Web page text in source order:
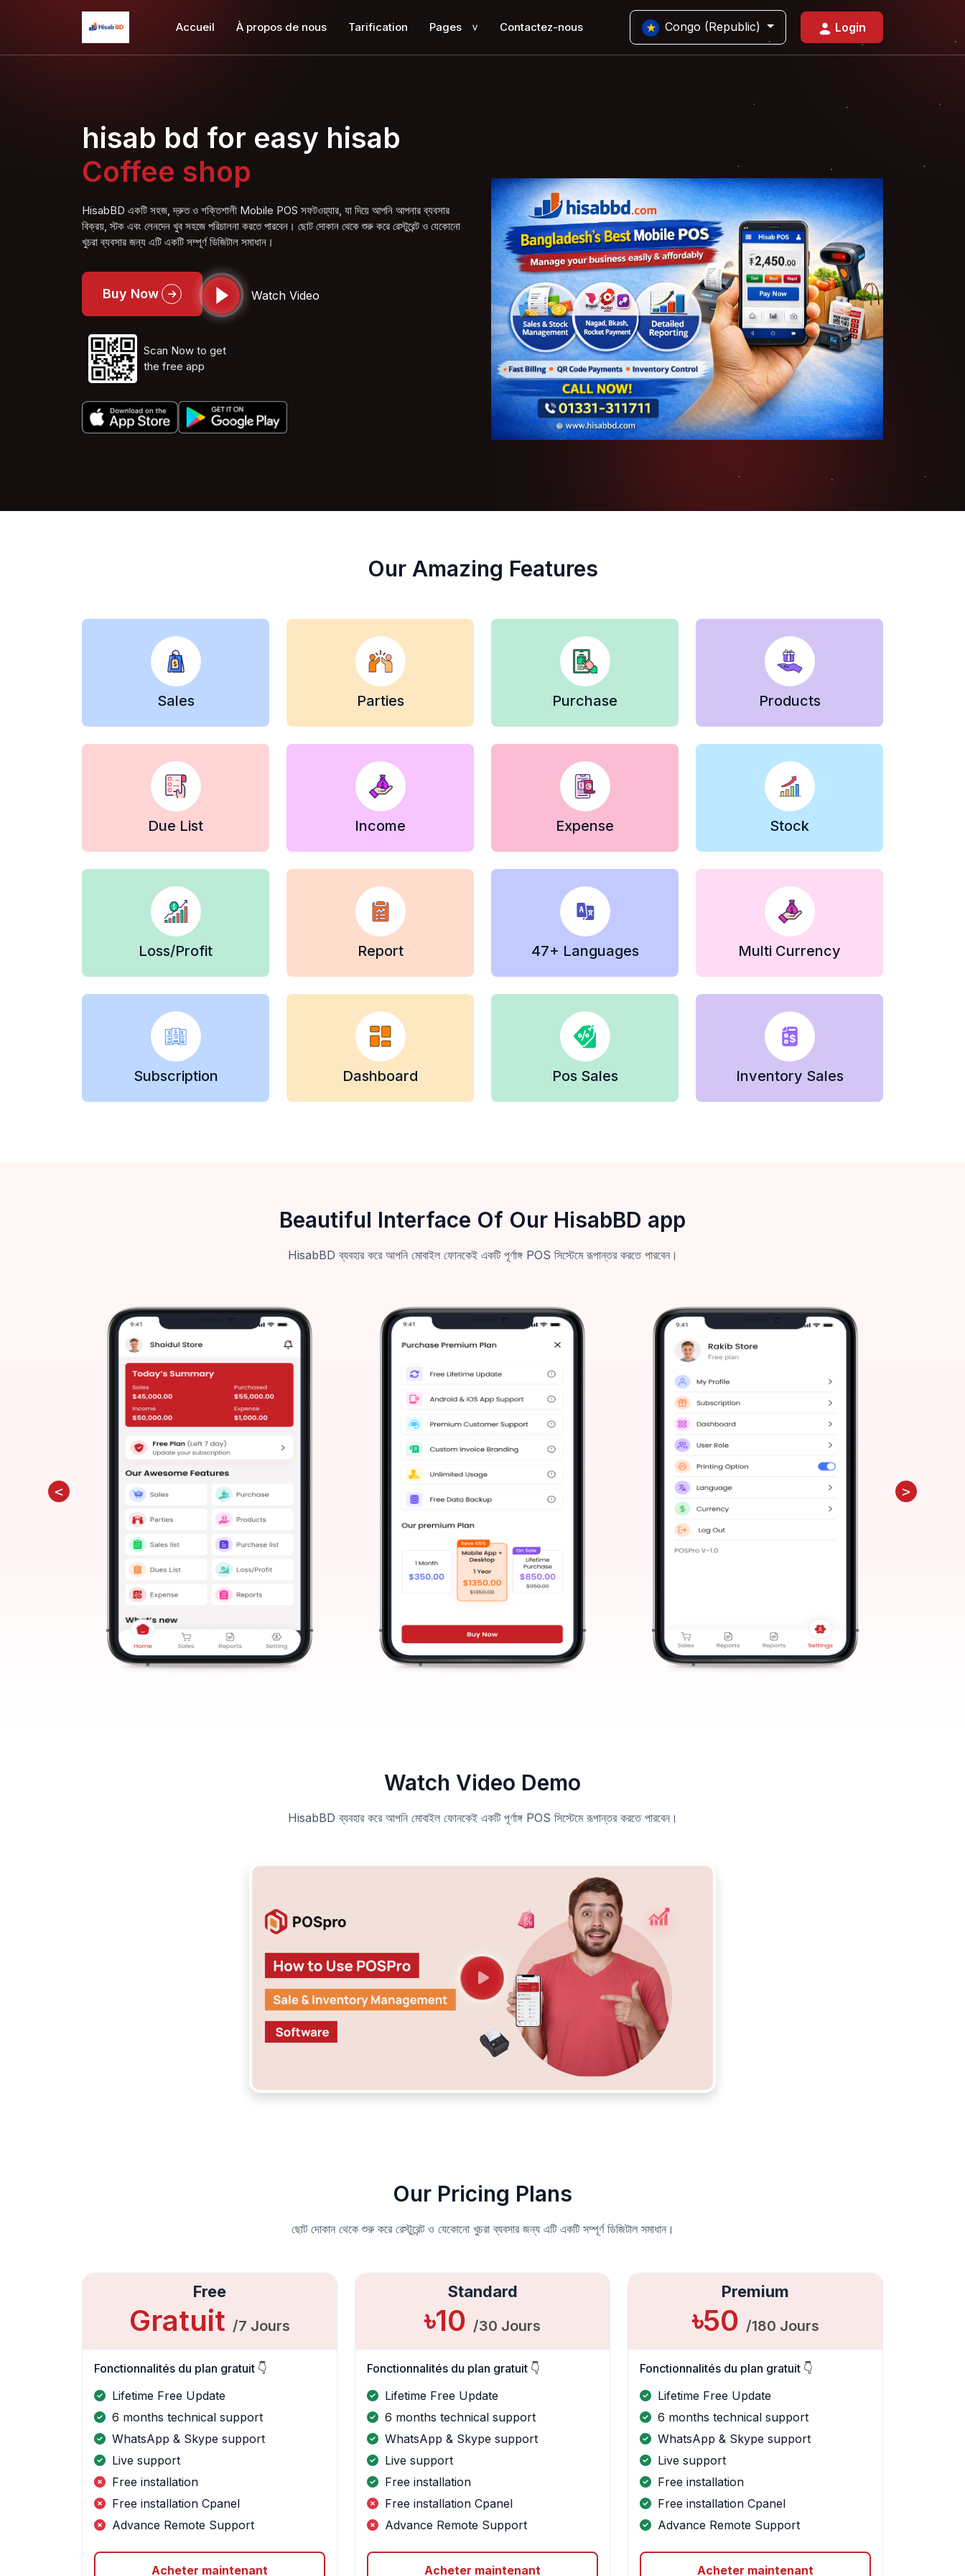
Accueil À propos de nous Tarification Pages > Contactez-nous Congo (Republic) Login
hisab bd for easy hisab
Coffee shop
HisabBD একটি সহজ, দ্রুত ও শক্তিশালী Mobile POS সফটওয়্যার, যা দিয়ে আপনি আপনার ব্যবসার
বিক্রয়, স্টক এবং লেনদেন খুব সহজে পরিচালনা করতে পারবেন। ছোট দোকান থেকে শুরু করে রেস্টুরেন্ট ও যেকোনো
খুচরা ব্যবসার জন্য এটি একটি সম্পূর্ণ ডিজিটাল সমাধান।
Buy Now Watch Video
Scan Now to get
the free app
Our Amazing Features
Sales Parties Purchase Products
Due List Income Expense Stock
Loss/Profit Report 47+ Languages Multi Currency
Subscription Dashboard Pos Sales Inventory Sales
Beautiful Interface Of Our HisabBD app
HisabBD ব্যবহার করে আপনি মোবাইল ফোনকেই একটি পূর্ণাঙ্গ POS সিস্টেমে রূপান্তর করতে পারবেন।
Watch Video Demo
HisabBD ব্যবহার করে আপনি মোবাইল ফোনকেই একটি পূর্ণাঙ্গ POS সিস্টেমে রূপান্তর করতে পারবেন।
Our Pricing Plans
ছোট দোকান থেকে শুরু করে রেস্টুরেন্ট ও যেকোনো খুচরা ব্যবসার জন্য এটি একটি সম্পূর্ণ ডিজিটাল সমাধান।
Free
Gratuit /7 Jours
Fonctionnalités du plan gratuit 👇
Lifetime Free Update
6 months technical support
WhatsApp & Skype support
Live support
Free installation
Free installation Cpanel
Advance Remote Support
Acheter maintenant
Standard
৳10 /30 Jours
Fonctionnalités du plan gratuit 👇
Lifetime Free Update
6 months technical support
WhatsApp & Skype support
Live support
Free installation
Free installation Cpanel
Advance Remote Support
Acheter maintenant
Premium
৳50 /180 Jours
Fonctionnalités du plan gratuit 👇
Lifetime Free Update
6 months technical support
WhatsApp & Skype support
Live support
Free installation
Free installation Cpanel
Advance Remote Support
Acheter maintenant